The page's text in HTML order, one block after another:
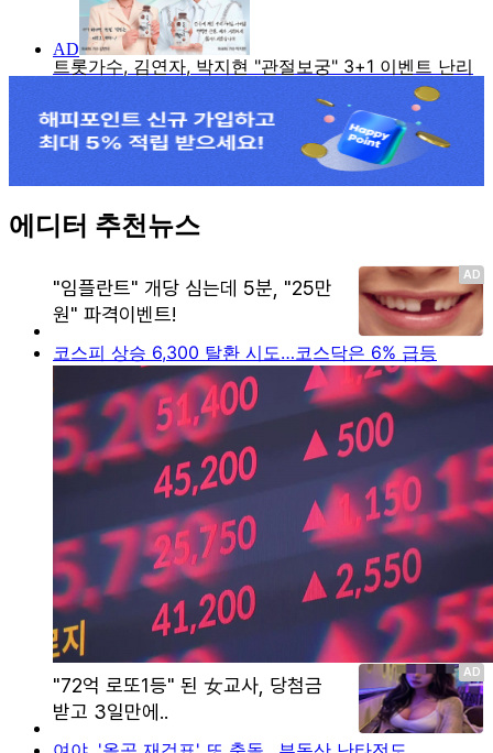
에디터 추천뉴스
코스피 상승 6,300 탈환 시도…코스닥은 6% 급등